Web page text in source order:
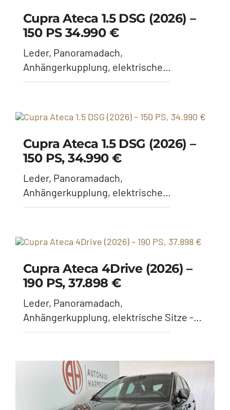
Cupra Ateca 1.5 DSG (2026) –
150 PS 34.990 €
Leder, Panoramadach,
Anhängerkupplung, elektrische
Sitzeinstellung
Cupra Ateca 1.5 DSG (2026) –
150 PS, 34.990 €
Leder, Panoramadach,
Anhängerkupplung, elektrische
Sitzeinstellung
Cupra Ateca 4Drive (2026) –
190 PS, 37.898 €
Leder, Panoramadach,
Anhängerkupplung, elektrische Sitze -
Dark Forrest